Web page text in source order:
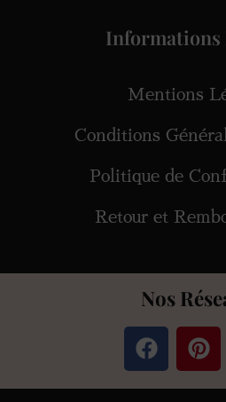
Informations
Mentions
Conditions
Politique de
Retour et
Nos